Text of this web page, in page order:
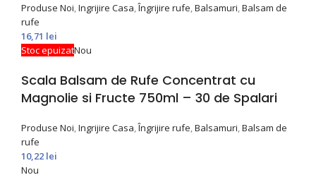
Produse Noi Ingrijire Casa ,Îngrijire rufe Balsamuri Balsam de
rufe
16,71 lei
Stoc epuizatNou
Scala Balsam de Rufe Concentrat cu
Magnolie si Fructe 750ml – 30 de Spalari
Produse Noi Ingrijire Casa ,Îngrijire rufe Balsamuri Balsam de
rufe
10,22 lei
Nou